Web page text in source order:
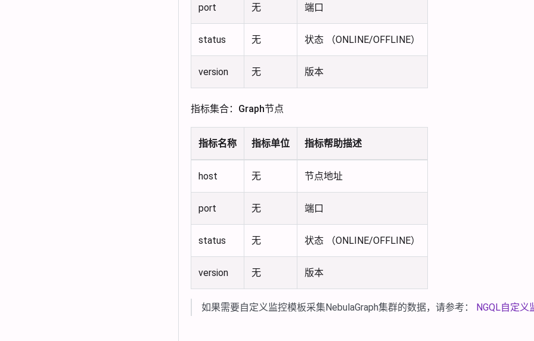
port 无 端口
status 无 状态 （ONLINE/OFFLINE）
version 无 版本
指标集合：Graph节点
指标名称 指标单位 指标帮助描述
host 无 节点地址
port 无 端口
status 无 状态 （ONLINE/OFFLINE）
version 无 版本
如果需要自定义监控模板采集NebulaGraph集群的数据，请参考： NGQL自定义